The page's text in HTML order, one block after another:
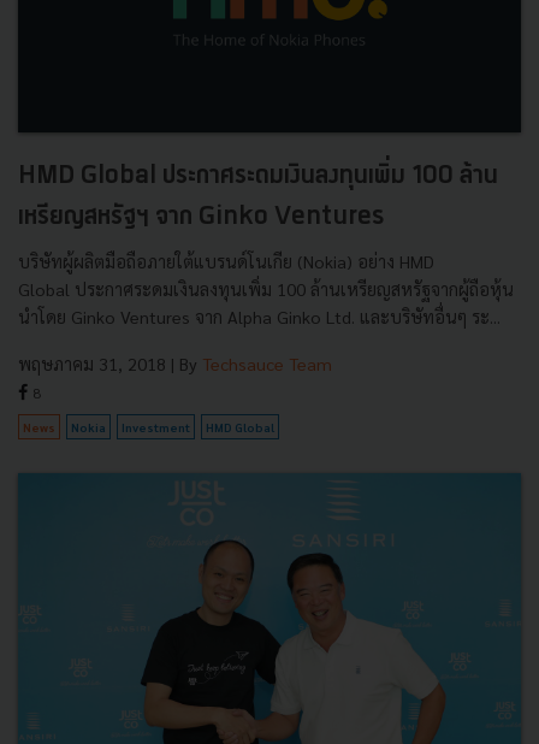
HMD Global ประกาศระดมเงินลงทุนเพิ่ม 100 ล้าน
เหรียญสหรัฐฯ จาก Ginko Ventures
บริษัทผู้ผลิตมือถือภายใต้แบรนด์โนเกีย (Nokia) อย่าง HMD
Global ประกาศระดมเงินลงทุนเพิ่ม 100 ล้านเหรียญสหรัฐจากผู้ถือหุ้น
นำโดย Ginko Ventures จาก Alpha Ginko Ltd. และบริษัทอื่นๆ ระ...
พฤษภาคม 31, 2018 | By Techsauce Team
8
News Nokia Investment HMD Global